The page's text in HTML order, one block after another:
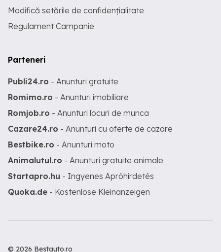
Modifică setările de confidențialitate
Regulament Campanie
Parteneri
Publi24.ro - Anunturi gratuite
Romimo.ro - Anunturi imobiliare
Romjob.ro - Anunturi locuri de munca
Cazare24.ro - Anunturi cu oferte de cazare
Bestbike.ro - Anunturi moto
Animalutul.ro - Anunturi gratuite animale
Startapro.hu - Ingyenes Apróhirdetés
Quoka.de - Kostenlose Kleinanzeigen
© 2026 Bestauto.ro